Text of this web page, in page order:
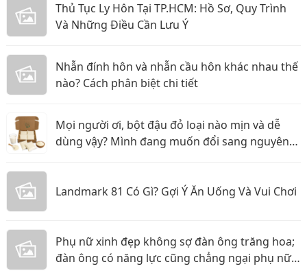
Thủ Tục Ly Hôn Tại TP.HCM: Hồ Sơ, Quy Trình
Và Những Điều Cần Lưu Ý
Nhẫn đính hôn và nhẫn cầu hôn khác nhau thế
nào? Cách phân biệt chi tiết
Mọi người ơi, bột đậu đỏ loại nào mịn và dễ
dùng vậy? Mình đang muốn đổi sang nguyên
Landmark 81 Có Gì? Gợi Ý Ăn Uống Và Vui Chơi
Phụ nữ xinh đẹp không sợ đàn ông trăng hoa;
đàn ông có năng lực cũng chẳng ngại phụ nữ